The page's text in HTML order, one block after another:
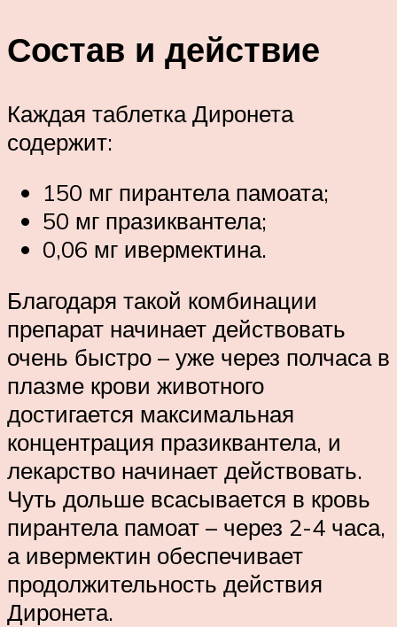
Состав и действие
Каждая таблетка Диронета
содержит:
150 мг пирантела памоата;
50 мг празиквантела;
0,06 мг ивермектина.
Благодаря такой комбинации
препарат начинает действовать
очень быстро – уже через полчаса в
плазме крови животного
достигается максимальная
концентрация празиквантела, и
лекарство начинает действовать.
Чуть дольше всасывается в кровь
пирантела памоат – через 2-4 часа,
а ивермектин обеспечивает
продолжительность действия
Диронета.